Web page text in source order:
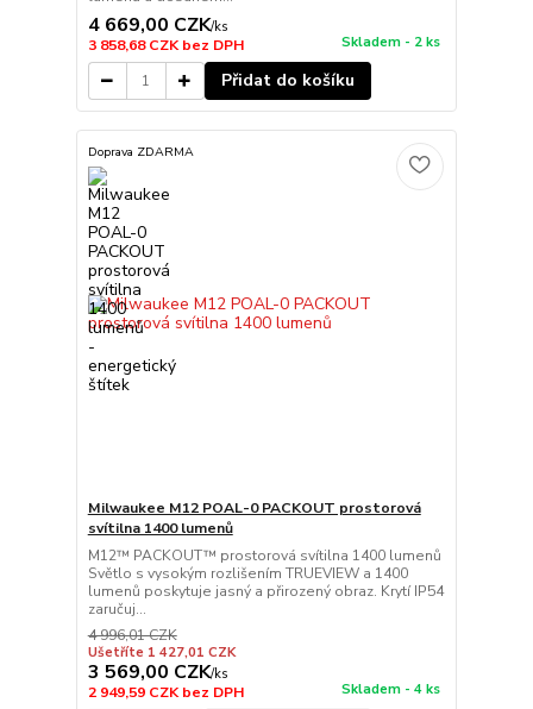
4 669,00 CZK/ks
3 858,68 CZKbez DPH Skladem - 2 ks
Přidat do košíku
Doprava ZDARMA
Milwaukee M12 POAL-0 PACKOUT prostorová
svítilna 1400 lumenů
M12™ PACKOUT™ prostorová svítilna 1400 lumenů
Světlo s vysokým rozlišením TRUEVIEW a 1400
lumenů poskytuje jasný a přirozený obraz. Krytí IP54
zaručuj...
4 996,01 CZK
Ušetříte 1 427,01 CZK
3 569,00 CZK/ks
2 949,59 CZKbez DPH Skladem - 4 ks